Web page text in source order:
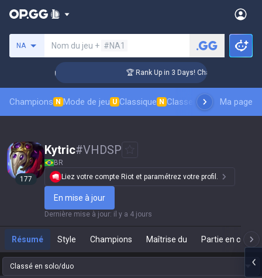
NA Nom du jeu + #NA1
🏆 Rank Up in 3 Days! Challenger Coaching
Champions N Mode de jeu U Classique N Classement des skins
Ma page
177
Kytric#VHDSP
BR
Liez votre compte Riot et paramétrez votre profil.
En mise à jour
Dernière mise à jour: il y a 4 jours
Résumé Style Champions Maîtrise du Partie en cours
Classé en solo/duo